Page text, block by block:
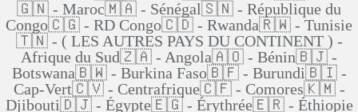
🇬🇳 - Maroc🇲🇦 - Sénégal🇸🇳 - République du
Congo🇨🇬 - RD Congo🇨🇩 - Rwanda🇷🇼 - Tunisie
🇹🇳 - ( LES AUTRES PAYS DU CONTINENT ) -
Afrique du Sud🇿🇦 - Angola🇦🇴 - Bénin🇧🇯 -
Botswana🇧🇼 - Burkina Faso🇧🇫 - Burundi🇧🇮 -
Cap-Vert🇨🇻 - Centrafrique🇨🇫 - Comores🇰🇲 -
Djibouti🇩🇯 - Égypte🇪🇬 - Érythrée🇪🇷 - Éthiopie